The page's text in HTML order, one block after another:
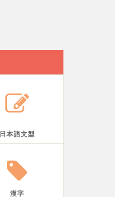
日本語文型
漢字